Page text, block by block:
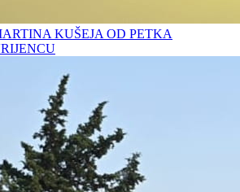
KUŠEJA OD PETKA